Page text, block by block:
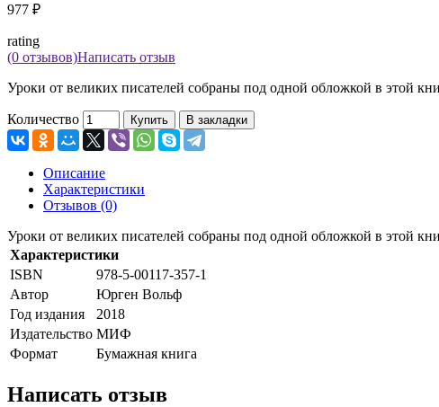
977 ₽
rating
(0 отзывов)Написать отзыв
Уроки от великих писателей собраны под одной обложкой в этой
Количество Купить В закладки
Описание
Характеристики
Отзывов (0)
Уроки от великих писателей собраны под одной обложкой в этой
Характеристики
ISBN
978-5-00117-357-1
Автор
Юрген Вольф
Год издания
2018
Издательство МИФ
Формат
Бумажная книга
Написать отзыв